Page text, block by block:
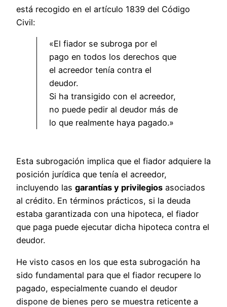
está recogido en el artículo 1839 del Código
Civil:
«El fiador se subroga por el
pago en todos los derechos que
el acreedor tenía contra el
deudor.
Si ha transigido con el acreedor,
no puede pedir al deudor más de
lo que realmente haya pagado.»
Esta subrogación implica que el fiador adquiere la
posición jurídica que tenía el acreedor,
incluyendo las garantías y privilegios asociados
al crédito. En términos prácticos, si la deuda
estaba garantizada con una hipoteca, el fiador
que paga puede ejecutar dicha hipoteca contra el
deudor.
He visto casos en los que esta subrogación ha
sido fundamental para que el fiador recupere lo
pagado, especialmente cuando el deudor
dispone de bienes pero se muestra reticente a